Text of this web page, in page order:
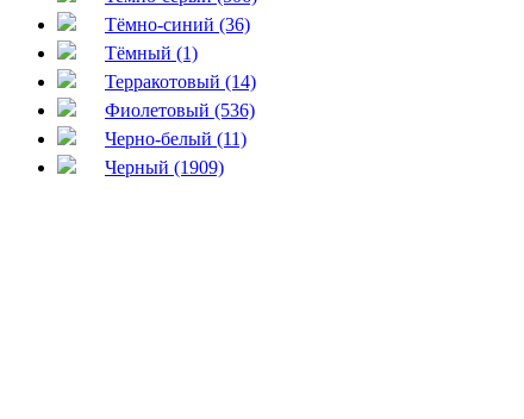
Тёмно-синий (36)
Тёмный (1)
Терракотовый (14)
Фиолетовый (536)
Черно-белый (11)
Черный (1909)